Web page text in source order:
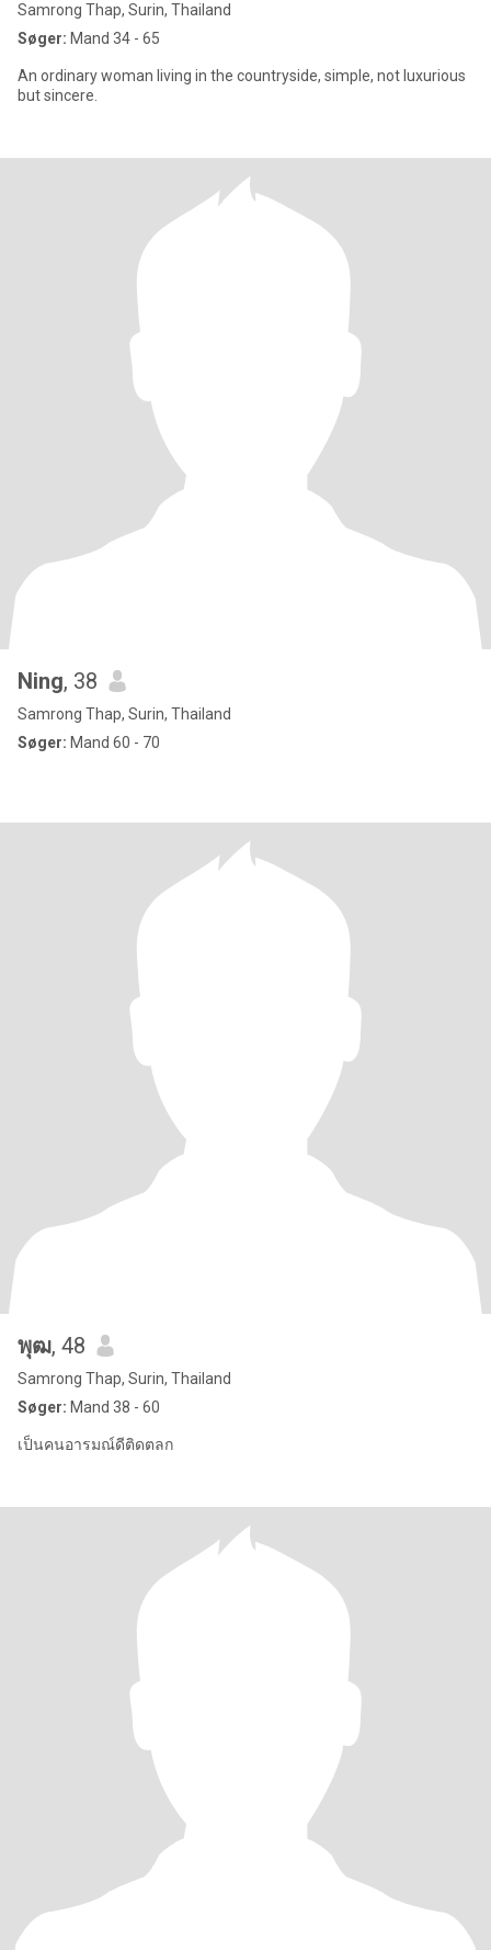
Samrong Thap, Surin, Thailand
Søger: Mand 34 - 65
An ordinary woman living in the countryside, simple, not luxurious
but sincere.
Ning, 38
Samrong Thap, Surin, Thailand
Søger: Mand 60 - 70
พุฒ, 48
Samrong Thap, Surin, Thailand
Søger: Mand 38 - 60
เป็นคนอารมณ์ดีติดตลก